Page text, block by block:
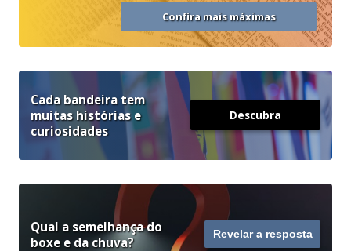
Confira mais máximas
Cada bandeira tem
muitas histórias e
curiosidades
Descubra
Qual a semelhança do
boxe e da chuva?
Revelar a resposta